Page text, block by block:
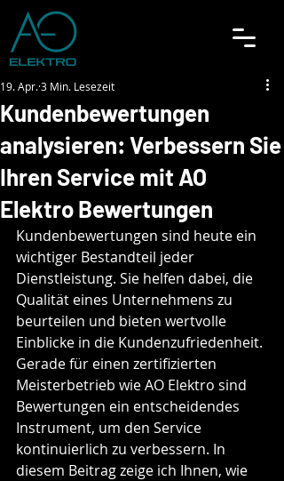
Kundenbewertungen
analysieren: Verbessern Sie
Ihren Service mit AO
Elektro Bewertungen
19. Apr.3 Min. Lesezeit
Kundenbewertungen sind heute ein
wichtiger Bestandteil jeder
Dienstleistung. Sie helfen dabei, die
Qualität eines Unternehmens zu
beurteilen und bieten wertvolle
Einblicke in die Kundenzufriedenheit.
Gerade für einen zertifizierten
Meisterbetrieb wie AO Elektro sind
Bewertungen ein entscheidendes
Instrument, um den Service
kontinuierlich zu verbessern. In
diesem Beitrag zeige ich Ihnen, wie